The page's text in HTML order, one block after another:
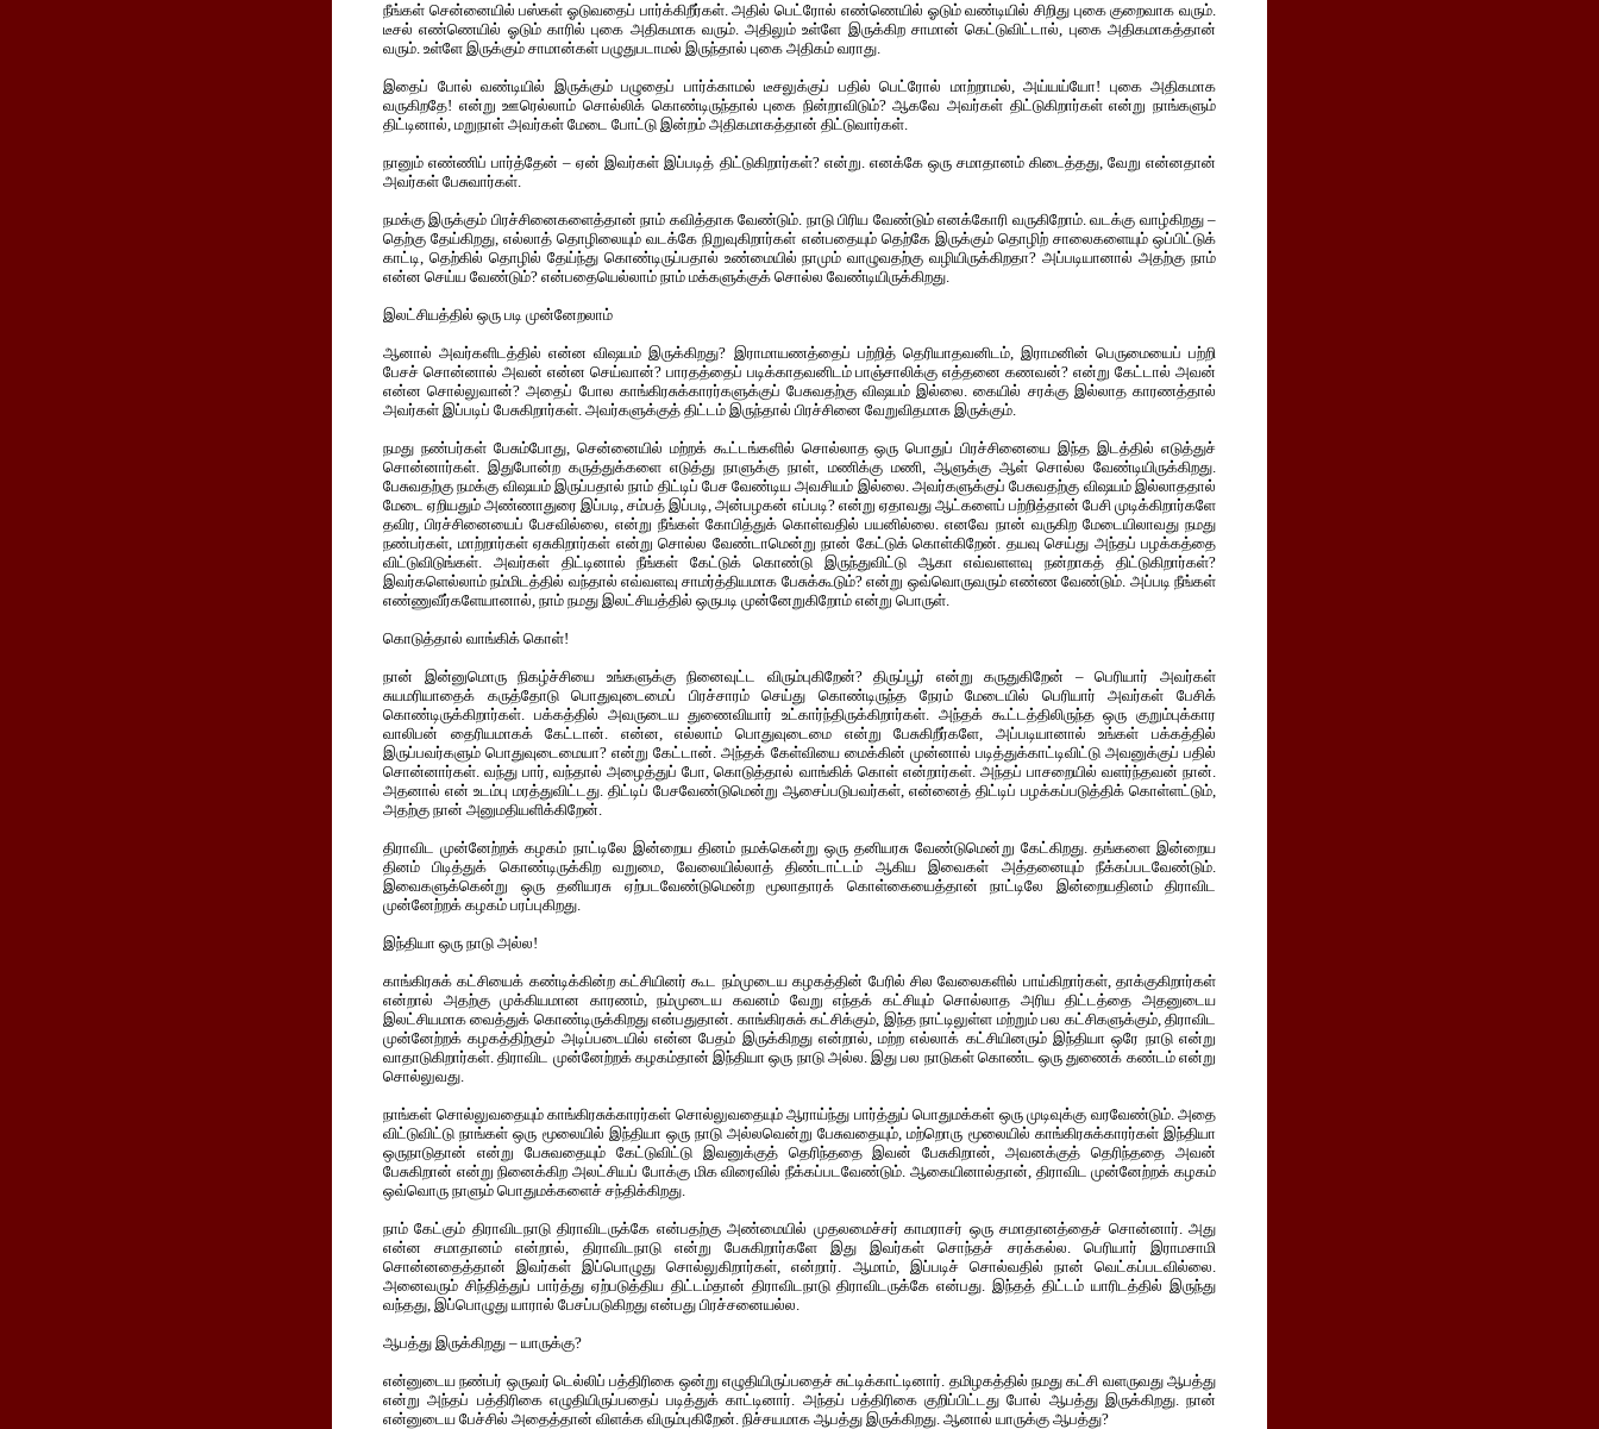
நீங்கள் சென்னையில் பஸ்கள் ஓடுவதைப் பார்க்கிறீர்கள். அதில் பெட்ரோல் எண்ணெயில் ஓடும் வண்டியில் சிறிது புகை குறைவாக வரும்.
டீசல் எண்ணெயில் ஓடும் காரில் புகை அதிகமாக வரும். அதிலும் உள்ளே இருக்கிற சாமான் கெட்டுவிட்டால், புகை அதிகமாகத்தான்
வரும். உள்ளே இருக்கும் சாமான்கள் பழுதுபடாமல் இருந்தால் புகை அதிகம் வராது.
இதைப் போல் வண்டியில் இருக்கும் பழுதைப் பார்க்காமல் டீசலுக்குப் பதில் பெட்ரோல் மாற்றாமல், அய்யய்யோ! புகை அதிகமாக
வருகிறதே! என்று ஊரெல்லாம் சொல்லிக் கொண்டிருந்தால் புகை நின்றாவிடும்? ஆகவே அவர்கள் திட்டுகிறார்கள் என்று நாங்களும்
திட்டினால், மறுநாள் அவர்கள் மேடை போட்டு இன்றம் அதிகமாகத்தான் திட்டுவார்கள்.
நானும் எண்ணிப் பார்த்தேன் – ஏன் இவர்கள் இப்படித் திட்டுகிறார்கள்? என்று. எனக்கே ஒரு சமாதானம் கிடைத்தது, வேறு என்னதான்
அவர்கள் பேசுவார்கள்.
நமக்கு இருக்கும் பிரச்சினைகளைத்தான் நாம் கவித்தாக வேண்டும். நாடு பிரிய வேண்டும் எனக்கோரி வருகிறோம். வடக்கு வாழ்கிறது –
தெற்கு தேய்கிறது, எல்லாத் தொழிலையும் வடக்கே நிறுவுகிறார்கள் என்பதையும் தெற்கே இருக்கும் தொழிற் சாலைகளையும் ஒப்பிட்டுக்
காட்டி, தெற்கில் தொழில் தேய்ந்து கொண்டிருப்பதால் உண்மையில் நாமும் வாழுவதற்கு வழியிருக்கிறதா? அப்படியானால் அதற்கு நாம்
என்ன செய்ய வேண்டும்? என்பதையெல்லாம் நாம் மக்களுக்குக் சொல்ல வேண்டியிருக்கிறது.
இலட்சியத்தில் ஒரு படி முன்னேறலாம்
ஆனால் அவர்களிடத்தில் என்ன விஷயம் இருக்கிறது? இராமாயணத்தைப் பற்றித் தெரியாதவனிடம், இராமனின் பெருமையைப் பற்றி
பேசச் சொன்னால் அவன் என்ன செய்வான்? பாரதத்தைப் படிக்காதவனிடம் பாஞ்சாலிக்கு எத்தனை கணவன்? என்று கேட்டால் அவன்
என்ன சொல்லுவான்? அதைப் போல காங்கிரசுக்காரர்களுக்குப் பேசுவதற்கு விஷயம் இல்லை. கையில் சரக்கு இல்லாத காரணத்தால்
அவர்கள் இப்படிப் பேசுகிறார்கள். அவர்களுக்குத் திட்டம் இருந்தால் பிரச்சினை வேறுவிதமாக இருக்கும்.
நமது நண்பர்கள் பேசும்போது, சென்னையில் மற்றக் கூட்டங்களில் சொல்லாத ஒரு பொதுப் பிரச்சினையை இந்த இடத்தில் எடுத்துச்
சொன்னார்கள். இதுபோன்ற கருத்துக்களை எடுத்து நாளுக்கு நாள், மணிக்கு மணி, ஆளுக்கு ஆள் சொல்ல வேண்டியிருக்கிறது.
பேசுவதற்கு நமக்கு விஷயம் இருப்பதால் நாம் திட்டிப் பேச வேண்டிய அவசியம் இல்லை. அவர்களுக்குப் பேசுவதற்கு விஷயம் இல்லாததால்
மேடை ஏறியதும் அண்ணாதுரை இப்படி, சம்பத் இப்படி, அன்பழகன் எப்படி? என்று ஏதாவது ஆட்களைப் பற்றித்தான் பேசி முடிக்கிறார்களே
தவிர, பிரச்சினையைப் பேசவில்லை, என்று நீங்கள் கோபித்துக் கொள்வதில் பயனில்லை. எனவே நான் வருகிற மேடையிலாவது நமது
நண்பர்கள், மாற்றார்கள் ஏசுகிறார்கள் என்று சொல்ல வேண்டாமென்று நான் கேட்டுக் கொள்கிறேன். தயவு செய்து அந்தப் பழக்கத்தை
விட்டுவிடுங்கள். அவர்கள் திட்டினால் நீங்கள் கேட்டுக் கொண்டு இருந்துவிட்டு ஆகா எவ்வளளவு நன்றாகத் திட்டுகிறார்கள்?
இவர்களெல்லாம் நம்மிடத்தில் வந்தால் எவ்வளவு சாமர்த்தியமாக பேசுக்கூடும்? என்று ஒவ்வொருவரும் எண்ண வேண்டும். அப்படி நீங்கள்
எண்ணுவீர்களேயானால், நாம் நமது இலட்சியத்தில் ஒருபடி முன்னேறுகிறோம் என்று பொருள்.
கொடுத்தால் வாங்கிக் கொள்!
நான் இன்னுமொரு நிகழ்ச்சியை உங்களுக்கு நினைவுட்ட விரும்புகிறேன்? திருப்பூர் என்று கருதுகிறேன் – பெரியார் அவர்கள்
சுயமரியாதைக் கருத்தோடு பொதுவுடைமைப் பிரச்சாரம் செய்து கொண்டிருந்த நேரம் மேடையில் பெரியார் அவர்கள் பேசிக்
கொண்டிருக்கிறார்கள். பக்கத்தில் அவருடைய துணைவியார் உட்கார்ந்திருக்கிறார்கள். அந்தக் கூட்டத்திலிருந்த ஒரு குறும்புக்கார
வாலிபன் தைரியமாகக் கேட்டான். என்ன, எல்லாம் பொதுவுடைமை என்று பேசுகிறீர்களே, அப்படியானால் உங்கள் பக்கத்தில்
இருப்பவர்களும் பொதுவுடைமையா? என்று கேட்டான். அந்தக் கேள்வியை மைக்கின் முன்னால் படித்துக்காட்டிவிட்டு அவனுக்குப் பதில்
சொன்னார்கள். வந்து பார், வந்தால் அழைத்துப் போ, கொடுத்தால் வாங்கிக் கொள் என்றார்கள். அந்தப் பாசறையில் வளர்ந்தவன் நான்.
அதனால் என் உடம்பு மரத்துவிட்டது. திட்டிப் பேசவேண்டுமென்று ஆசைப்படுபவர்கள், என்னைத் திட்டிப் பழக்கப்படுத்திக் கொள்ளட்டும்,
அதற்கு நான் அனுமதியளிக்கிறேன்.
திராவிட முன்னேற்றக் கழகம் நாட்டிலே இன்றைய தினம் நமக்கென்று ஒரு தனியரசு வேண்டுமென்று கேட்கிறது. தங்களை இன்றைய
தினம் பிடித்துக் கொண்டிருக்கிற வறுமை, வேலையில்லாத் திண்டாட்டம் ஆகிய இவைகள் அத்தனையும் நீக்கப்படவேண்டும்.
இவைகளுக்கென்று ஒரு தனியரசு ஏற்படவேண்டுமென்ற மூலாதாரக் கொள்கையைத்தான் நாட்டிலே இன்றையதினம் திராவிட
முன்னேற்றக் கழகம் பரப்புகிறது.
இந்தியா ஒரு நாடு அல்ல!
காங்கிரசுக் கட்சியைக் கண்டிக்கின்ற கட்சியினர் கூட நம்முடைய கழகத்தின் பேரில் சில வேலைகளில் பாய்கிறார்கள், தாக்குகிறார்கள்
என்றால் அதற்கு முக்கியமான காரணம், நம்முடைய கவனம் வேறு எந்தக் கட்சியும் சொல்லாத அரிய திட்டத்தை அதனுடைய
இலட்சியமாக வைத்துக் கொண்டிருக்கிறது என்பதுதான். காங்கிரசுக் கட்சிக்கும், இந்த நாட்டிலுள்ள மற்றும் பல கட்சிகளுக்கும், திராவிட
முன்னேற்றக் கழகத்திற்கும் அடிப்படையில் என்ன பேதம் இருக்கிறது என்றால், மற்ற எல்லாக் கட்சியினரும் இந்தியா ஒரே நாடு என்று
வாதாடுகிறார்கள். திராவிட முன்னேற்றக் கழகம்தான் இந்தியா ஒரு நாடு அல்ல. இது பல நாடுகள் கொண்ட ஒரு துணைக் கண்டம் என்று
சொல்லுவது.
நாங்கள் சொல்லுவதையும் காங்கிரசுக்காரர்கள் சொல்லுவதையும் ஆராய்ந்து பார்த்துப் பொதுமக்கள் ஒரு முடிவுக்கு வரவேண்டும். அதை
விட்டுவிட்டு நாங்கள் ஒரு மூலையில் இந்தியா ஒரு நாடு அல்லவென்று பேசுவதையும், மற்றொரு மூலையில் காங்கிரசுக்காரர்கள் இந்தியா
ஒருநாடுதான் என்று பேசுவதையும் கேட்டுவிட்டு இவனுக்குத் தெரிந்ததை இவன் பேசுகிறான், அவனக்குத் தெரிந்ததை அவன்
பேசுகிறான் என்று நினைக்கிற அலட்சியப் போக்கு மிக விரைவில் நீக்கப்படவேண்டும். ஆகையினால்தான், திராவிட முன்னேற்றக் கழகம்
ஒவ்வொரு நாளும் பொதுமக்களைச் சந்திக்கிறது.
நாம் கேட்கும் திராவிடநாடு திராவிடருக்கே என்பதற்கு அண்மையில் முதலமைச்சர் காமராசர் ஒரு சமாதானத்தைச் சொன்னார். அது
என்ன சமாதானம் என்றால், திராவிடநாடு என்று பேசுகிறார்களே இது இவர்கள் சொந்தச் சரக்கல்ல. பெரியார் இராமசாமி
சொன்னதைத்தான் இவர்கள் இப்பொழுது சொல்லுகிறார்கள், என்றார். ஆமாம், இப்படிச் சொல்வதில் நான் வெட்கப்படவில்லை.
அனைவரும் சிந்தித்துப் பார்த்து ஏற்படுத்திய திட்டம்தான் திராவிடநாடு திராவிடருக்கே என்பது. இந்தத் திட்டம் யாரிடத்தில் இருந்து
வந்தது, இப்பொழுது யாரால் பேசப்படுகிறது என்பது பிரச்சனையல்ல.
ஆபத்து இருக்கிறது – யாருக்கு?
என்னுடைய நண்பர் ஒருவர் டெல்லிப் பத்திரிகை ஒன்று எழுதியிருப்பதைச் சுட்டிக்காட்டினார். தமிழகத்தில் நமது கட்சி வளருவது ஆபத்து
என்று அந்தப் பத்திரிகை எழுதியிருப்பதைப் படித்துக் காட்டினார். அந்தப் பத்திரிகை குறிப்பிட்டது போல் ஆபத்து இருக்கிறது. நான்
என்னுடைய பேச்சில் அதைத்தான் விளக்க விரும்புகிறேன். நிச்சயமாக ஆபத்து இருக்கிறது. ஆனால் யாருக்கு ஆபத்து?